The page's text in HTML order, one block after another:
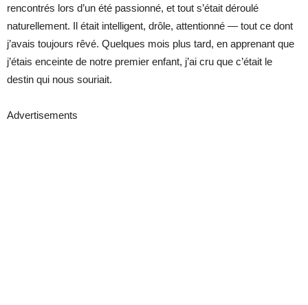
rencontrés lors d’un été passionné, et tout s’était déroulé
naturellement. Il était intelligent, drôle, attentionné — tout ce dont
j’avais toujours rêvé. Quelques mois plus tard, en apprenant que
j’étais enceinte de notre premier enfant, j’ai cru que c’était le
destin qui nous souriait.
Advertisements